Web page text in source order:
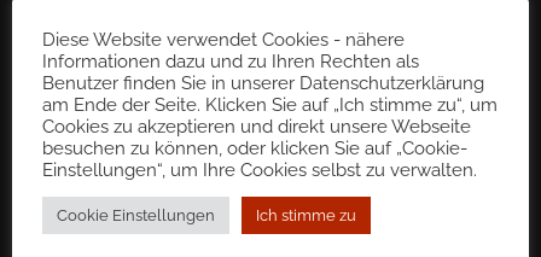
Diese Website verwendet Cookies - nähere
Informationen dazu und zu Ihren Rechten als
Benutzer finden Sie in unserer Datenschutzerklärung
am Ende der Seite. Klicken Sie auf „Ich stimme zu“, um
Cookies zu akzeptieren und direkt unsere Webseite
besuchen zu können, oder klicken Sie auf „Cookie-
Einstellungen“, um Ihre Cookies selbst zu verwalten.
Cookie Einstellungen Ich stimme zu